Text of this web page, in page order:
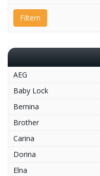
Filtern
AEG
Baby Lock
Bernina
Brother
Carina
Dorina
Elna